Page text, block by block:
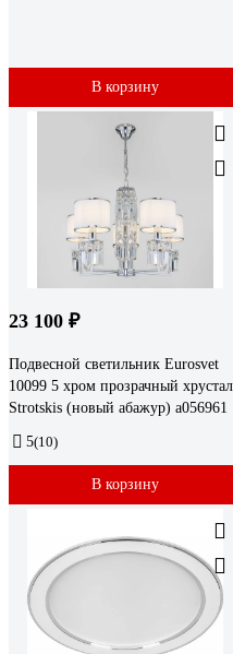
В корзину
23 100 ₽
Подвесной светильник Eurosvet
10099 5 хром прозрачный
Strotskis (новый абажур) a056961
5(10)
В корзину